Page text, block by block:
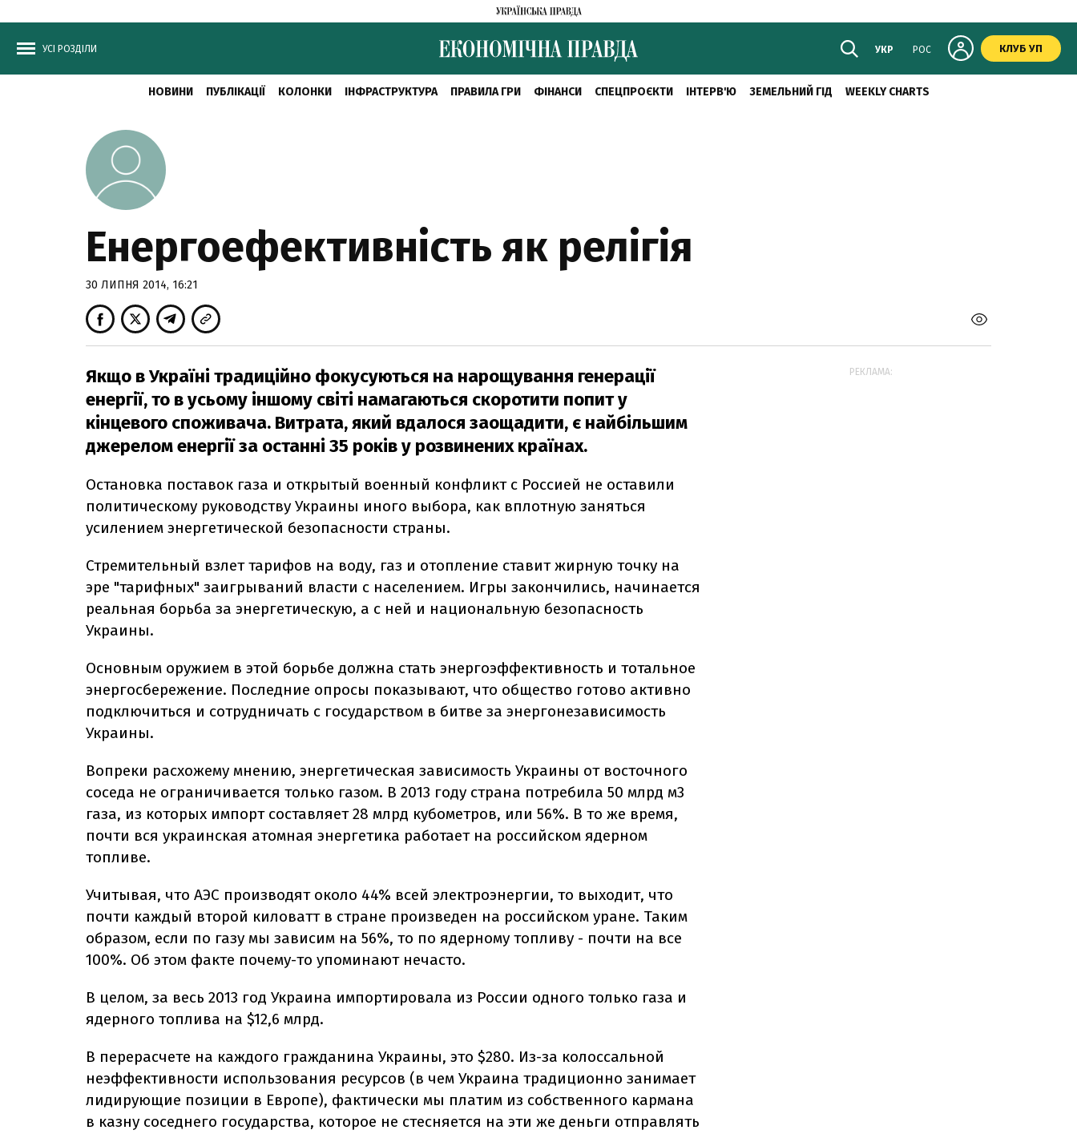
УСІ РОЗДІЛИ УКР РОС КЛУБ УП
НОВИНИ ПУБЛІКАЦІЇ КОЛОНКИ ІНФРАСТРУКТУРА ПРАВИЛА ГРИ ФІНАНСИ СПЕЦПРОЄКТИ ІНТЕРВ'Ю ЗЕМЕЛЬНИЙ ГІД WEEKLY CHARTS
Енергоефективність як релігія
30 ЛИПНЯ 2014, 16:21
Якщо в Україні традиційно фокусуються на нарощування генерації
енергії, то в усьому іншому світі намагаються скоротити попит у
кінцевого споживача. Витрата, який вдалося заощадити, є найбільшим
джерелом енергії за останні 35 років у розвинених країнах.
Остановка поставок газа и открытый военный конфликт с Россией не оставили
политическому руководству Украины иного выбора, как вплотную заняться
усилением энергетической безопасности страны.
Стремительный взлет тарифов на воду, газ и отопление ставит жирную точку на
эре "тарифных" заигрываний власти с населением. Игры закончились, начинается
реальная борьба за энергетическую, а с ней и национальную безопасность
Украины.
Основным оружием в этой борьбе должна стать энергоэффективность и тотальное
энергосбережение. Последние опросы показывают, что общество готово активно
подключиться и сотрудничать с государством в битве за энергонезависимость
Украины.
Вопреки расхожему мнению, энергетическая зависимость Украины от восточного
соседа не ограничивается только газом. В 2013 году страна потребила 50 млрд м3
газа, из которых импорт составляет 28 млрд кубометров, или 56%. В то же время,
почти вся украинская атомная энергетика работает на российском ядерном
топливе.
Учитывая, что АЭС производят около 44% всей электроэнергии, то выходит, что
почти каждый второй киловатт в стране произведен на российском уране. Таким
образом, если по газу мы зависим на 56%, то по ядерному топливу - почти на все
100%. Об этом факте почему-то упоминают нечасто.
В целом, за весь 2013 год Украина импортировала из России одного только газа и
ядерного топлива на $12,6 млрд.
В перерасчете на каждого гражданина Украины, это $280. Из-за колоссальной
неэффективности использования ресурсов (в чем Украина традиционно занимает
лидирующие позиции в Европе), фактически мы платим из собственного кармана
в казну соседнего государства, которое не стесняется на эти же деньги отправлять
РЕКЛАМА: